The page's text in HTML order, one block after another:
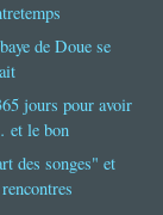
de Doue se
jours pour avoir
le bon
des songes" et